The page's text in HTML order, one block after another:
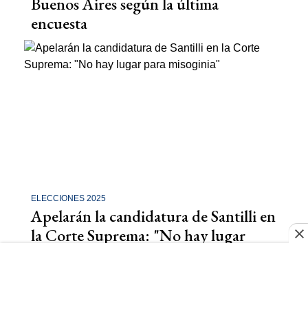
encuesta
ELECCIONES 2025
Apelarán la candidatura de Santilli en
la Corte Suprema: "No hay lugar